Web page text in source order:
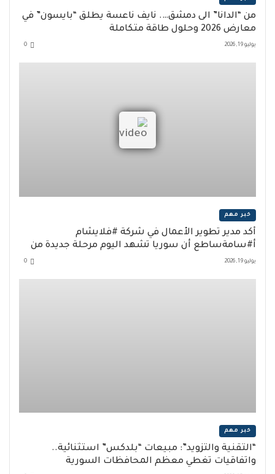
من “الدانا” الى دمشق…. نايف ناعسة يطلق “بايسون” في
معارض 2026 وحلول طاقة متكاملة
يوليو 19, 2026 0
خبر مهم
أكد مدير تطوير الأعمال في شركة #فلايشام
أ#سامةساطع أن سوريا تشهد اليوم مرحلة جديدة من
الازدهار السياحي والانفتاح التدريجي على المحيطين
يوليو 19, 2026 0
خبر مهم
“التقنية والتزويد”: مبيعات “بلدكس” استثنائية..
واتفاقيات تغطي معظم المحافظات السورية